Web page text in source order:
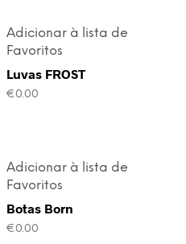
Adicionar à lista de
Favoritos
Luvas FROST
€0.00
Adicionar à lista de
Favoritos
Botas Born
€0.00